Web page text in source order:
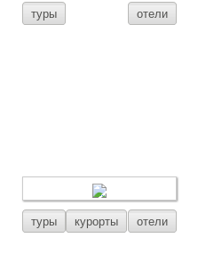
туры отели
туры курорты отели